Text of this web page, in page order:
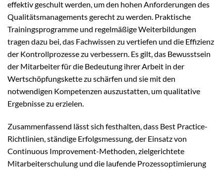
effektiv geschult werden, um den hohen Anforderungen des
Qualitätsmanagements gerecht zu werden. Praktische
Trainingsprogramme und regelmäßige Weiterbildungen
tragen dazu bei, das Fachwissen zu vertiefen und die Effizienz
der Kontrollprozesse zu verbessern. Es gilt, das Bewusstsein
der Mitarbeiter für die Bedeutung ihrer Arbeit in der
Wertschöpfungskette zu schärfen und sie mit den
notwendigen Kompetenzen auszustatten, um qualitative
Ergebnisse zu erzielen.
Zusammenfassend lässt sich festhalten, dass Best Practice-
Richtlinien, ständige Erfolgsmessung, der Einsatz von
Continuous Improvement-Methoden, zielgerichtete
Mitarbeiterschulung und die laufende Prozessoptimierung